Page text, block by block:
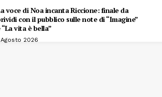
voce di Noa incanta Riccione: finale da
con il pubblico sulle note di “Imagine”
“La vita è bella”
Agosto 2026